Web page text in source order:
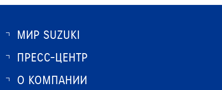
МИР SUZUKI
О SUZUKI
ПРЕСС-ЦЕНТР
НОВОСТИ
О КОМПАНИИ